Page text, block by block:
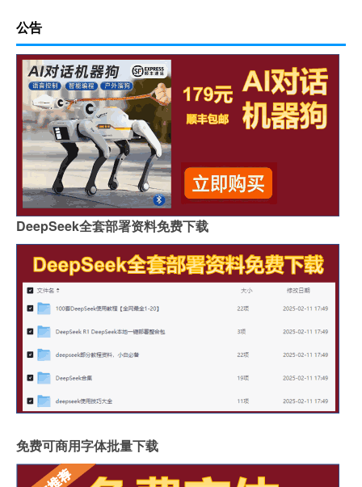
公告
DeepSeek全套部署资料免费下载
免费可商用字体批量下载